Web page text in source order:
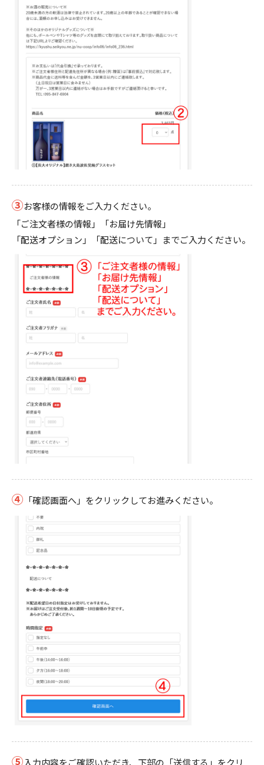
③お客様の情報をご入力ください。
「ご注文者様の情報」「お届け先情報」
「配送オプション」「配送について」までご入力ください。
④ 「確認画面へ」をクリックしてお進みください。
⑤入力内容をご確認いただき、下部の「送信する」をクリ